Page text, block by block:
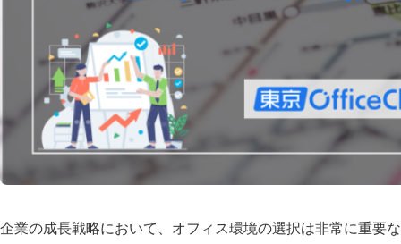
企業の成長戦略において、オフィス環境の選択は非常に重要